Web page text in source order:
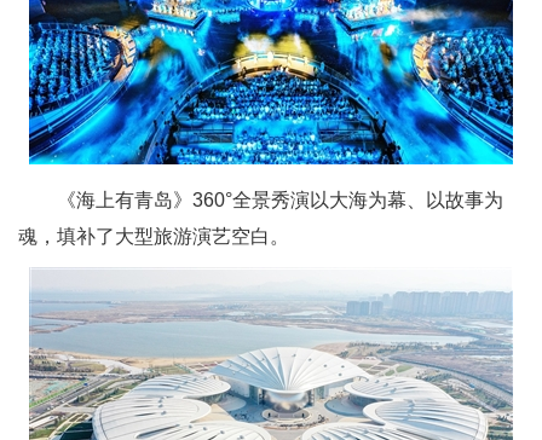
《海上有青岛》360°全景秀演以大海为幕、以故事为
魂，填补了大型旅游演艺空白。